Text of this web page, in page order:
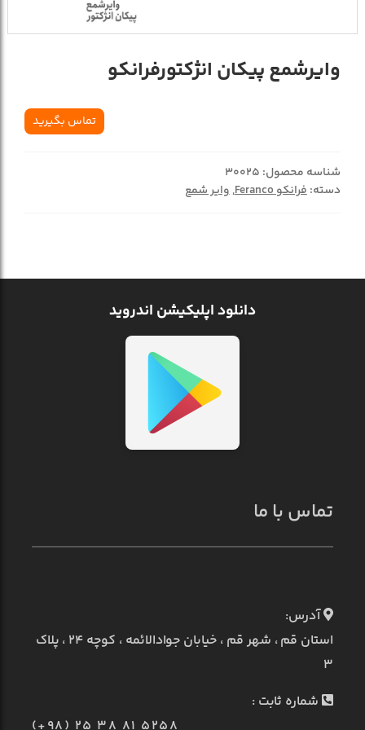
وایرشمع پیکان انژکتورفرانکو
تماس بگیرید
شناسه محصول: 30025
دسته:فرانکو Feranco ,وایر شمع
دانلود اپلیکیشن اندروید
تماس با ما
آدرس:
استان قم ، شهر قم ، خیابان جوادالائمه ، کوچه ۲۴ ، پلاک
۳
شماره ثابت :